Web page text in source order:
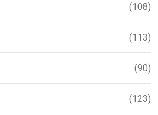
(108)
(113)
(90)
(123)